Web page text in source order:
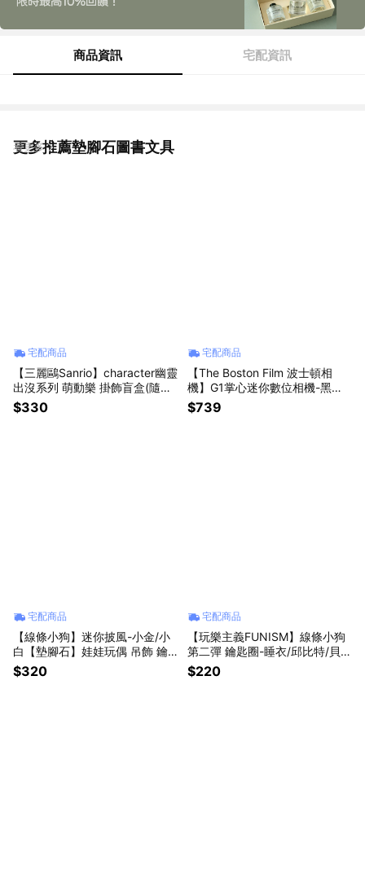
商品資訊 宅配資訊
更多推薦墊腳石圖書文具
看更多
宅配商品
【三麗鷗Sanrio】character幽靈
出沒系列 萌動樂 掛飾盲盒(隨機
出貨)(拆封不退)【墊腳石】吊飾
鑰匙圈
$330
宅配商品
【The Boston Film 波士頓相
機】G1掌心迷你數位相機-黑色/
咖啡色/白色【墊腳石】出貨時間
約3~14日工作天(不含例假日)預
$739
宅配商品
【線條小狗】迷你披風-小金/小
白【墊腳石】娃娃玩偶 吊飾 鑰
匙圈 娃衣
$320
宅配商品
【玩樂主義FUNISM】線條小狗
第二彈 鑰匙圈-睡衣/邱比特/貝殼
【墊腳石】
$220